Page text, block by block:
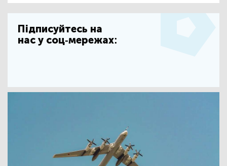
Підписуйтесь на
нас у соц-мережах: